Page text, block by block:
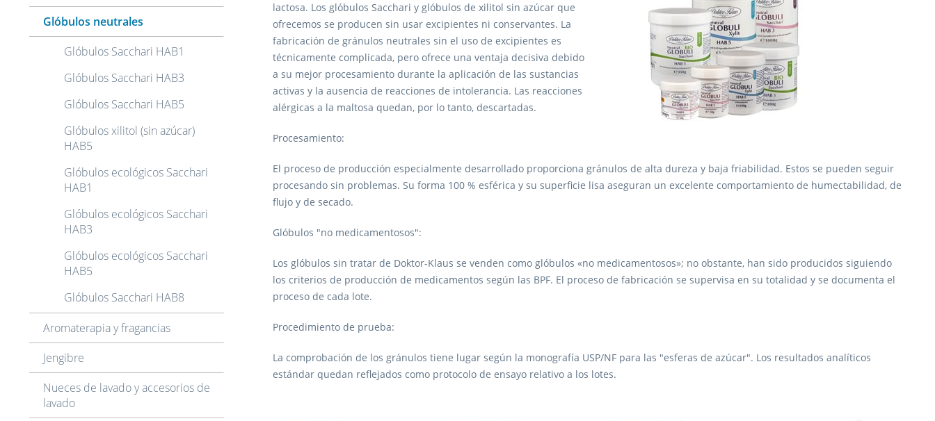
Glóbulos neutrales
Glóbulos Sacchari HAB1
Glóbulos Sacchari HAB3
Glóbulos Sacchari HAB5
Glóbulos xilitol (sin azúcar)
HAB5
Glóbulos ecológicos Sacchari
HAB1
Glóbulos ecológicos Sacchari
HAB3
Glóbulos ecológicos Sacchari
HAB5
Glóbulos Sacchari HAB8
Aromaterapia y fragancias
Jengibre
Nueces de lavado y accesorios de
lavado
lactosa. Los glóbulos Sacchari y glóbulos de xilitol sin azúcar que
ofrecemos se producen sin usar excipientes ni conservantes. La
fabricación de gránulos neutrales sin el uso de excipientes es
técnicamente complicada, pero ofrece una ventaja decisiva debido
a su mejor procesamiento durante la aplicación de las sustancias
activas y la ausencia de reacciones de intolerancia. Las reacciones
alérgicas a la maltosa quedan, por lo tanto, descartadas.
Procesamiento:
El proceso de producción especialmente desarrollado proporciona gránulos de alta dureza y baja friabilidad. Estos se pueden seguir
procesando sin problemas. Su forma 100 % esférica y su superficie lisa aseguran un excelente comportamiento de humectabilidad, de
flujo y de secado.
Glóbulos "no medicamentosos":
Los glóbulos sin tratar de Doktor-Klaus se venden como glóbulos «no medicamentosos»; no obstante, han sido producidos siguiendo
los criterios de producción de medicamentos según las BPF. El proceso de fabricación se supervisa en su totalidad y se documenta el
proceso de cada lote.
Procedimiento de prueba:
La comprobación de los gránulos tiene lugar según la monografía USP/NF para las "esferas de azúcar". Los resultados analíticos
estándar quedan reflejados como protocolo de ensayo relativo a los lotes.